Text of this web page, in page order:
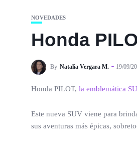
NOVEDADES
Honda
By Natalia Vergara M. 19/09/
Honda PILOT, la emblemática
Este nueva SUV viene para
sus aventuras más épicas,